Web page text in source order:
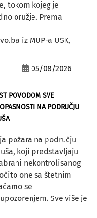
tokom kojeg je
oružje. Prema
iz MUP-a USK,
05/08/2026
POVODOM SVE
NA PODRUČJU
požara na području
koji predstavljaju
nekontrolisanog
one sa štetnim
se
Sve više je